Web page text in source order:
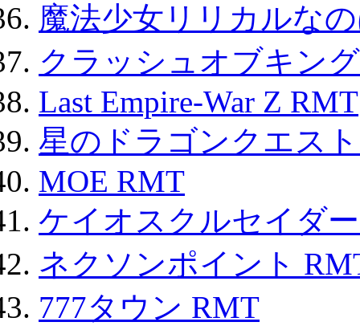
魔法少女リリカルな
クラッシュオブキン
Last Empire-War Z RMT
星のドラゴンクエス
MOE RMT
ケイオスクルセイダ
ネクソンポイント
777タウン RMT